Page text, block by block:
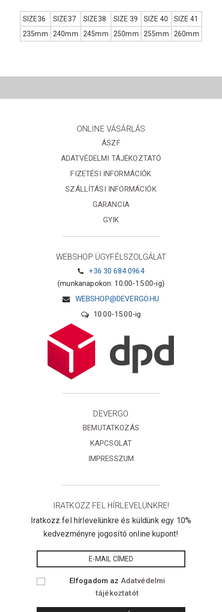
SIZE36 SIZE37 SIZE38 SIZE 39 SIZE 40
SIZE 41
235mm
240mm 245mm 250mm 255mm 260mm
ONLINE VÁSÁRLÁS
ÁSZF
ADATVÉDELMI TÁJÉKOZTATÓ
FIZETÉSI INFORMÁCIÓK
SZÁLLÍTÁSI INFORMÁCIÓK
GARANCIA
GYIK
WEBSHOP ÜGYFÉLSZOLGÁLAT
+36 30 684 0964
(munkanapokon: 10:00-15:00-ig)
WEBSHOP@DEVERGO.HU
10:00-15:00-ig
DEVERGO
BEMUTATKOZÁS
KAPCSOLAT
IMPRESSZUM
IRATKOZZ FEL HÍRLEVELÜNKRE!
Iratkozz fel hírlevelünkre és küldünk egy 10%
kedvezményre jogosító online kupont!
Elfogadom az Adatvédelmi
tájékoztatót